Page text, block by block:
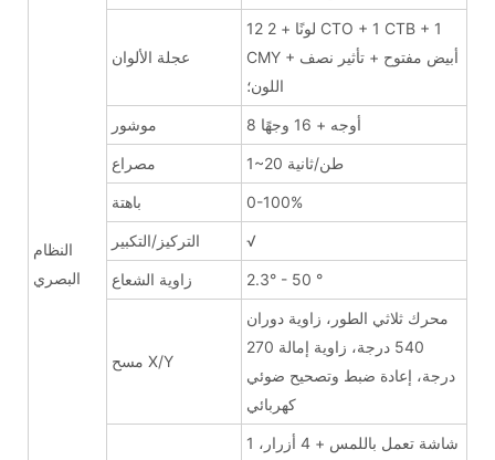
النظام
البصري
عجلة الألوان
12 لونًا + 2 CTO + 1 CTB + 1
CMY + أبيض مفتوح + تأثير نصف
اللون؛
موشور 8 أوجه + 16 وجهًا
مصراع 1~20 طن/ثانية
باهتة 0-100%
التركيز/التكبير √
زاوية الشعاع 2.3° - 50 °
مسح X/Y
محرك ثلاثي الطور، زاوية دوران
540 درجة، زاوية إمالة 270
درجة، إعادة ضبط وتصحيح ضوئي
كهربائي
1 شاشة تعمل باللمس + 4 أزرار،